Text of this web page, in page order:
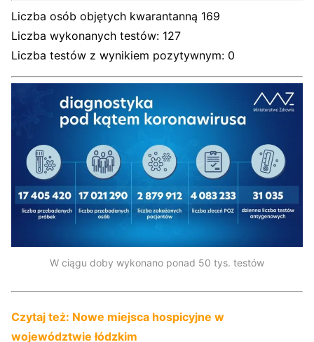
Liczba osób objętych kwarantanną 169
Liczba wykonanych testów: 127
Liczba testów z wynikiem pozytywnym: 0
W ciągu doby wykonano ponad 50 tys. testów
Czytaj też: Nowe miejsca hospicyjne w
województwie łódzkim